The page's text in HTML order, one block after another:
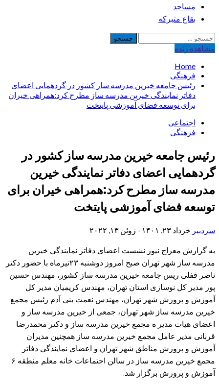
مساجد
بقاع متبرکه
جستجو
برای:
مشاهده‌ زنده
Home
فرهنگی
رئیس جامعه خیرین مدرسه ساز کشور در گردهمایی اعضای
دفاتر نمایندگی خیرین مدرسه ساز مطرح کرد:همراهی خیران
برای توسعه فضای آموزشی پایتخت
اجتماعی
فرهنگی
رئیس جامعه خیرین مدرسه ساز کشور در
گردهمایی اعضای دفاتر نمایندگی خیرین
مدرسه ساز مطرح کرد:همراهی خیران برای
توسعه فضای آموزشی پایتخت
سردبیر خرداد ۲۳, ۱۴۰۱ - ژوئن ۱۳, ۲۰۲۲
به گزارش معراج نیوز نشست اعضای دفاتر نمایندگی خیرین
مدرسه ساز شهر تهران صبح امروز دوشنبه ٢٣تیرماه با حضور دکتر
ناصر قفلی ریس جامعه خیرین مدرسه ساز کشور، مهندس حسین
پور مدیر کل نوسازی استان تهران، مهندس کریمیان مدیر کل
آموزش و پرورش شهر تهران، مهندس نعمت بنی آدم رئیس مجمع
خیرین مدرسه ساز شهر تهران، جمعی از خیرین مدرسه ساز و
اعضای هیات مدیر ه مجمع خیرین مدرسه ساز و دکتر محمدرضا
قربانی مدیر عامل مجمع خیرین مدرسه ساز همچنین مدیران
آموزش و پرورش مناطق شهر تهران و اعضای نمایندگی دفاتر
مجمع خیرین مدرسه ساز در سالن اجتماعات خانه معلم منطقه ۶
آموزش و پرورش برگزار شد.